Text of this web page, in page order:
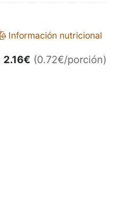
Información nutricional
2.16€ (0.72€/porción)